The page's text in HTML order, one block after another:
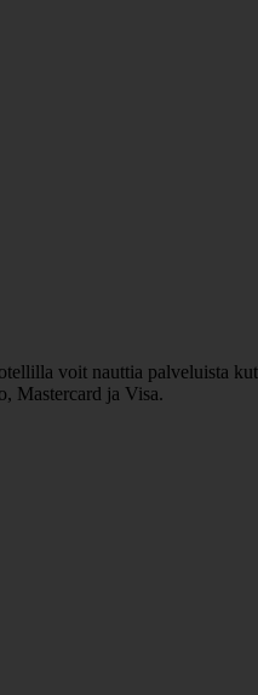
voit nauttia palveluista
Mastercard ja Visa.